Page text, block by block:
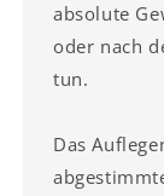
absolute
oder nach
tun.
Das